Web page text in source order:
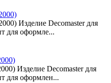
Изделие Decomaster для
для оформле...
Изделие Decomaster для
для оформлен...